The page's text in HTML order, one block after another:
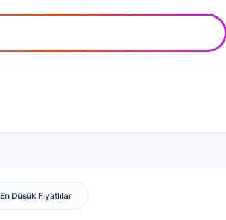
En Düşük Fiyatlılar